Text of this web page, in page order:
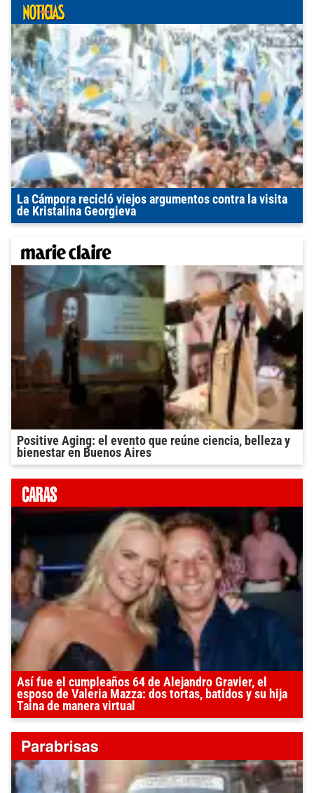
La Cámpora recicló viejos argumentos contra la visita
de Kristalina Georgieva
Positive Aging: el evento que reúne ciencia, belleza y
bienestar en Buenos Aires
Así fue el cumpleaños 64 de Alejandro Gravier, el
esposo de Valeria Mazza: dos tortas, batidos y su hija
Taina de manera virtual